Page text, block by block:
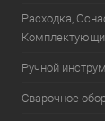
Расходка,
Ручной
Сварочное